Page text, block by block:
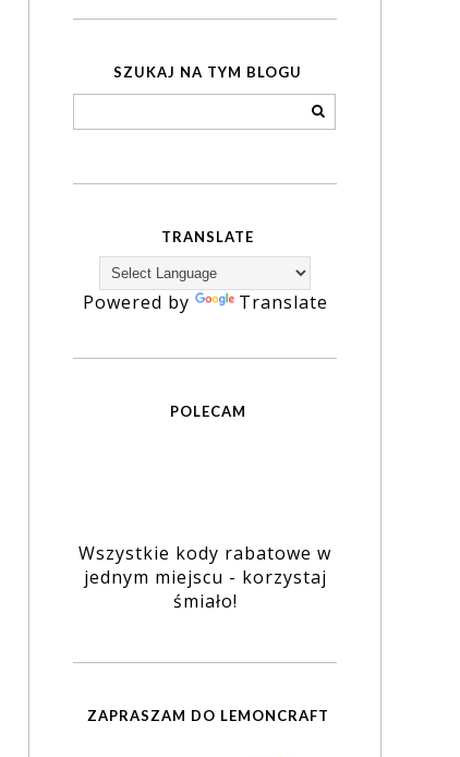
SZUKAJ NA TYM BLOGU
TRANSLATE
Powered by Translate
POLECAM
Wszystkie kody rabatowe w
jednym miejscu - korzystaj
śmiało!
ZAPRASZAM DO LEMONCRAFT